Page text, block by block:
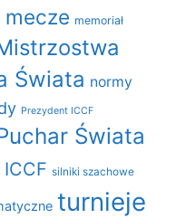
mecze memoriał
Świata normy
Prezydent ICCF
Świata
silniki szachowe
turnieje